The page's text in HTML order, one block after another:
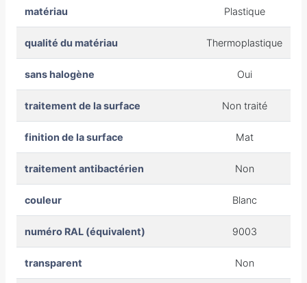
matériau Plastique
qualité du matériau Thermoplastique
sans halogène Oui
traitement de la surface Non traité
finition de la surface Mat
traitement antibactérien Non
couleur Blanc
numéro RAL (équivalent) 9003
transparent Non